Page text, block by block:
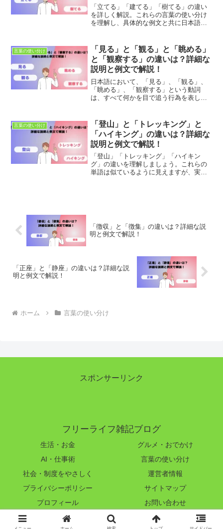
「立てる」「建てる」「樹てる」の違い
を詳しく解説。これらの言葉の使い分け
を理解し、具体的な例文と共に日本語表
ニケーションを目指します。
言葉の使い分け
「見る」と「観る」と「眺める」
と「観察する」の違いは？詳細な
説明と例文で解説！
日本語において、「見る」、「観る」、
「眺める」、「観察する」という動詞
は、すべて何かを目で追う行為を表しま
適切に使い分けることで、より精密な表
現が可能になり、意図したメ...
言葉の使い分け
「登山」と「トレッキング」と
「ハイキング」の違いは？詳細な
説明と例文で解説！
「登山」「トレッキング」「ハイキン
グ」の違いを理解しましょう。これらの
単語は似ているように見えますが、実は
「徴収」と「徴集」の違いは？詳細な説
明と例文で解説！
「正座」と「静座」の違いは？詳細な説
明と例文で解説！
ホーム 言葉の使い分け
スポンサーリンク
フリーライフ雑記ブログ
生活・お金
グルメ・おでかけ
AI・仕事術
言葉の使い分け
社会・制度をやさしく
運営者情報
プライバシーポリシー
サイトマップ
プロフィール
お問い合わせ
© 2023-2026 フリーライフ雑記ブログ.